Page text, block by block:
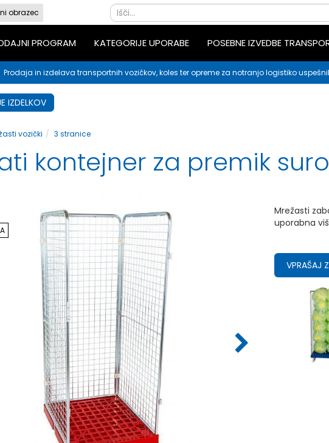
obrazec
PROGRAM KATEGORIJE UPORABE POSEBNE IZVEDBE
Prodaja in izdelava transportnih vozičkov, koles ter opreme za notranjo logistiko
IZDELKOV
vozički 3 stranice
kontejner za premik
Mrežasti
uporabna
VPRAŠAJ